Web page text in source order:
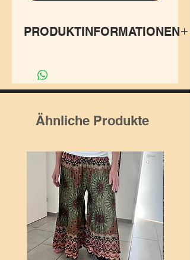
PRODUKTINFORMATIONEN
Bändeln individuell getragen
werden kann, so dass es
gleichzeitig top ausschaut.
sorgt für eine anliegende
Position bei der Oberweite.
✨Grösse S-L passt sich
hervorragend an.
✨Herstellung: ultra bequem
aus 100% Rayon in Thailand.
Ähnliche Produkte